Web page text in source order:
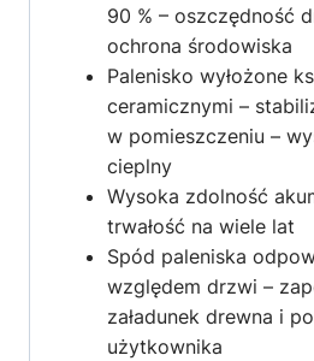
90 % – oszczędność
ochrona środowiska
Palenisko wyłożone
ceramicznymi –
w pomieszczeniu –
cieplny
Wysoka zdolność
trwałość na wiele lat
Spód paleniska
względem drzwi –
załadunek drewna i
użytkownika